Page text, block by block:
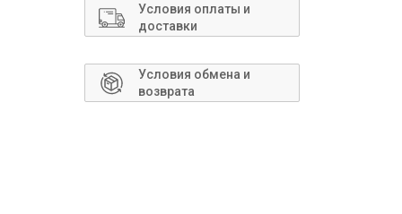
Условия оплаты и
доставки
Условия обмена и
возврата
Сантехника